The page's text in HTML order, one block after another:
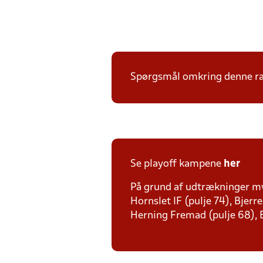
Spørgsmål omkring denne
Se playoff kampene her
På grund af udtrækninger
Hornslet IF (pulje 74),
Herning Fremad (pulje 68),